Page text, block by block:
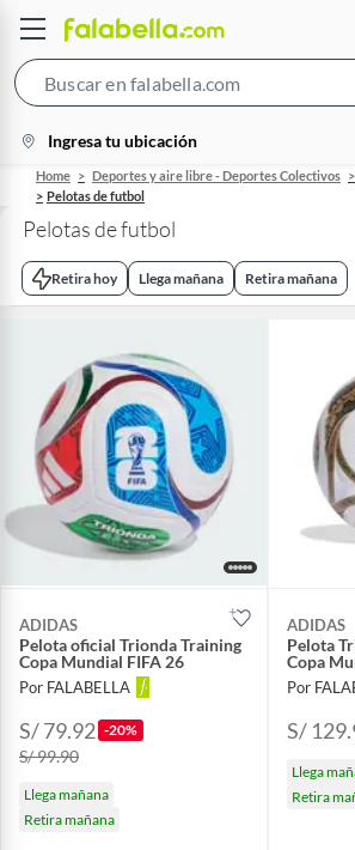
Bar
location-
icon
Ingresa tu ubicación
Home Deportes y aire libre - Deportes Colectivos
Pelotas de futbol
Pelotas de futbol
Retira hoy Llega mañana Retira mañana
ADIDAS
Pelota oficial Trionda Training
Copa Mundial FIFA 26
Por FALABELLA
S/ 79.92 -20%
S/ 99.90
Llega mañana
Retira mañana
ADIDAS
Pelota
Copa
Por
S/
Llega
Retira